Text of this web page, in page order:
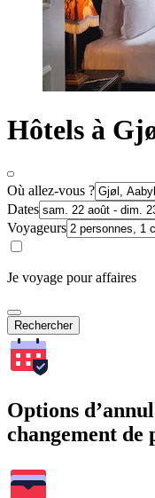
Hôtels à
Où allez-vous ?
Dates
Voyageurs
Je voyage pour affaires
Rechercher
Options
changement de